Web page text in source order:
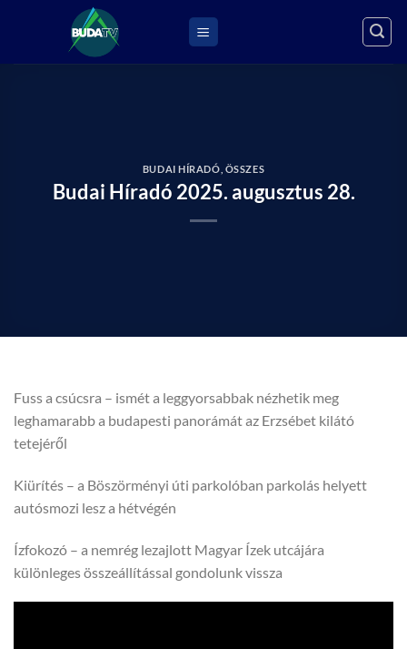
BUDAI HÍRADÓ ÖSSZES
Budai Híradó 2025. augusztus 28.
Fuss a csúcsra – ismét a leggyorsabbak nézhetik meg
leghamarabb a budapesti panorámát az Erzsébet kilátó
tetejéről
Kiürítés – a Böszörményi úti parkolóban parkolás helyett
autósmozi lesz a hétvégén
Ízfokozó – a nemrég lezajlott Magyar Ízek utcájára
különleges összeállítással gondolunk vissza